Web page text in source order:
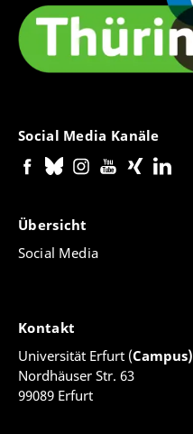
Social Media Kanäle
Übersicht
Social Media
Kontakt
Universität Erfurt (Campus)
Nordhäuser Str. 63
99089 Erfurt